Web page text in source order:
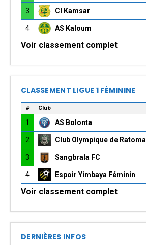
3 CI Kamsar
4 AS Kaloum
Voir classement complet
CLASSEMENT LIGUE 1 FÉMININE
# Club
1 AS Bolonta
2 Club Olympique de Ratoma
3 Sangbrala FC
4 Espoir Yimbaya Féminin
Voir classement complet
DERNIÈRES INFOS